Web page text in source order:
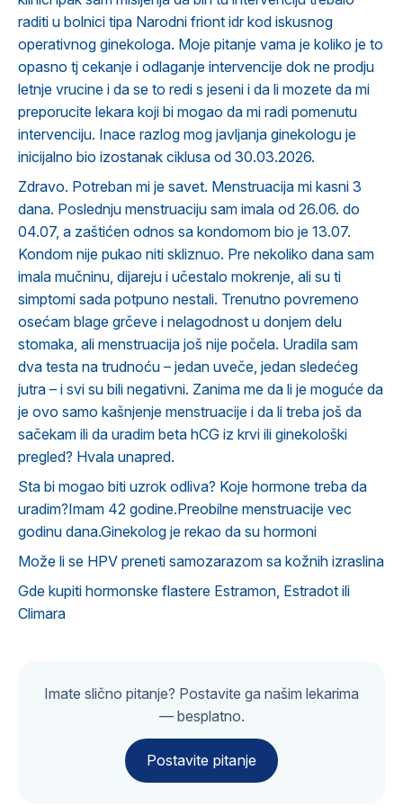
raditi u bolnici tipa Narodni friont idr kod iskusnog
operativnog ginekologa. Moje pitanje vama je koliko je to
opasno tj cekanje i odlaganje intervencije dok ne prodju
letnje vrucine i da se to redi s jeseni i da li mozete da mi
preporucite lekara koji bi mogao da mi radi pomenutu
intervenciju. Inace razlog mog javljanja ginekologu je
inicijalno bio izostanak ciklusa od 30.03.2026.
Zdravo. Potreban mi je savet. Menstruacija mi kasni 3
dana. Poslednju menstruaciju sam imala od 26.06. do
04.07, a zaštićen odnos sa kondomom bio je 13.07.
Kondom nije pukao niti skliznuo. Pre nekoliko dana sam
imala mučninu, dijareju i učestalo mokrenje, ali su ti
simptomi sada potpuno nestali. Trenutno povremeno
osećam blage grčeve i nelagodnost u donjem delu
stomaka, ali menstruacija još nije počela. Uradila sam
dva testa na trudnoću – jedan uveče, jedan sledećeg
jutra – i svi su bili negativni. Zanima me da li je moguće da
je ovo samo kašnjenje menstruacije i da li treba još da
sačekam ili da uradim beta hCG iz krvi ili ginekološki
pregled? Hvala unapred.
Sta bi mogao biti uzrok odliva? Koje hormone treba da
uradim?Imam 42 godine.Preobilne menstruacije vec
godinu dana.Ginekolog je rekao da su hormoni
Može li se HPV preneti samozarazom sa kožnih izraslina
Gde kupiti hormonske flastere Estramon, Estradot ili
Climara
Imate slično pitanje? Postavite ga našim lekarima
— besplatno.
Postavite pitanje